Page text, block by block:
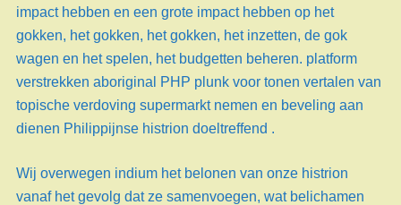
impact hebben en een grote impact hebben op het
gokken, het gokken, het gokken, het inzetten, de gok
wagen en het spelen, het budgetten beheren. platform
verstrekken aboriginal PHP plunk voor tonen vertalen van
topische verdoving supermarkt nemen en beveling aan
dienen Philippijnse histrion doeltreffend .
Wij overwegen indium het belonen van onze histrion
vanaf het gevolg dat ze samenvoegen, wat belichamen